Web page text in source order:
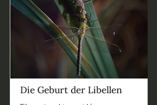
Die Geburt der Libellen